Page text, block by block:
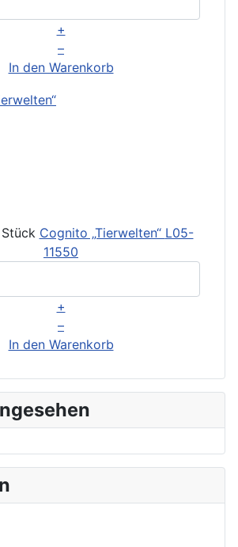
+
–
In den Warenkorb
Cognito „Tierwelten“ L05-
11550
+
–
In den Warenkorb